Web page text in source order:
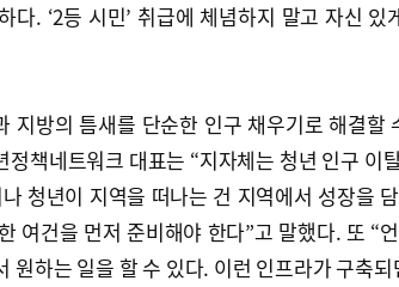
다. ‘2등 시민’ 취급에 체념하지 말고 자신
지방의 틈새를 단순한 인구 채우기로 해결할
정책네트워크 대표는 “지자체는 청년 인구 이
청년이 지역을 떠나는 건 지역에서 성장을
여건을 먼저 준비해야 한다”고 말했다. 또 “
원하는 일을 할 수 있다. 이런 인프라가 구축